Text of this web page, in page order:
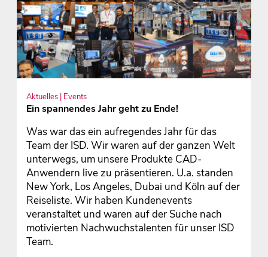
Aktuelles | Events
Ein spannendes Jahr geht zu Ende!
Was war das ein aufregendes Jahr für das
Team der ISD. Wir waren auf der ganzen Welt
unterwegs, um unsere Produkte CAD-
Anwendern live zu präsentieren. U.a. standen
New York, Los Angeles, Dubai und Köln auf der
Reiseliste. Wir haben Kundenevents
veranstaltet und waren auf der Suche nach
motivierten Nachwuchstalenten für unser ISD
Team.